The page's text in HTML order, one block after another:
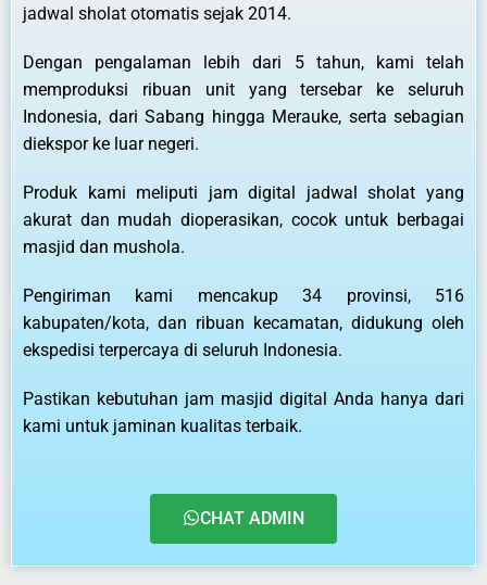
jadwal sholat otomatis sejak 2014.
Dengan pengalaman lebih dari 5 tahun, kami telah
memproduksi ribuan unit yang tersebar ke seluruh
Indonesia, dari Sabang hingga Merauke, serta sebagian
diekspor ke luar negeri.
Produk kami meliputi jam digital jadwal sholat yang
akurat dan mudah dioperasikan, cocok untuk berbagai
masjid dan mushola.
Pengiriman kami mencakup 34 provinsi, 516
kabupaten/kota, dan ribuan kecamatan, didukung oleh
ekspedisi terpercaya di seluruh Indonesia.
Pastikan kebutuhan jam masjid digital Anda hanya dari
kami untuk jaminan kualitas terbaik.
CHAT ADMIN